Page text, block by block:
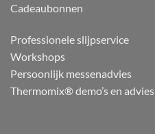
Cadeaubonnen
Professionele slijpservice
Workshops
Persoonlijk messenadvies
Thermomix® demo’s en advies